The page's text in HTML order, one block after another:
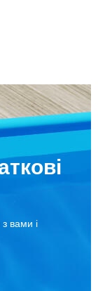
вами і